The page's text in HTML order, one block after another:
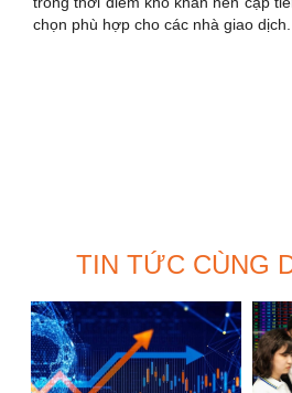
chọn phù hợp cho các nhà giao dịch.
TIN TỨC CÙNG